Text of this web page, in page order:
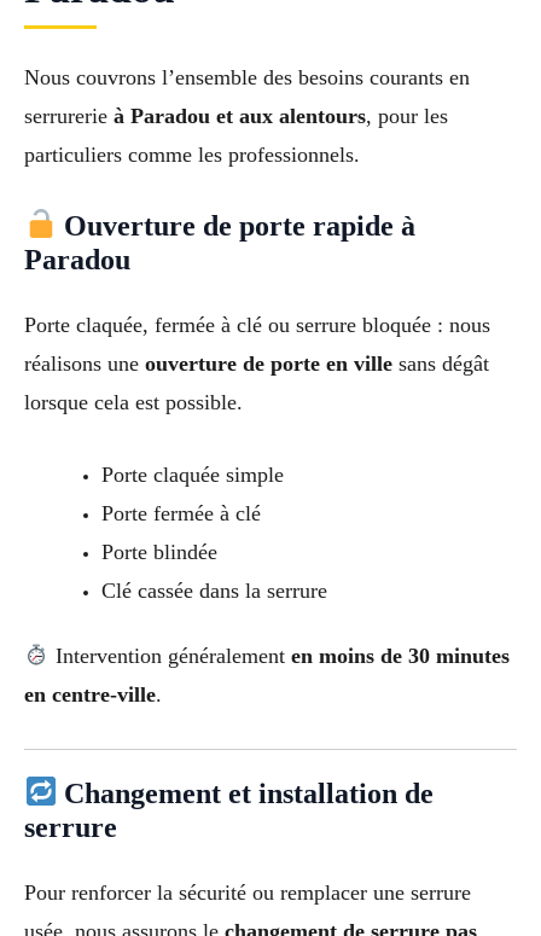
Nous couvrons l’ensemble des besoins courants en
serrurerie à Paradou et aux alentours, pour les
particuliers comme les professionnels.
Ouverture de porte rapide à
Paradou
Porte claquée, fermée à clé ou serrure bloquée : nous
réalisons une ouverture de porte en ville sans dégât
lorsque cela est possible.
Porte claquée simple
Porte fermée à clé
Porte blindée
Clé cassée dans la serrure
Intervention généralement en moins de 30 minutes
en centre-ville.
Changement et installation de
serrure
Pour renforcer la sécurité ou remplacer une serrure
usée, nous assurons le changement de serrure pas